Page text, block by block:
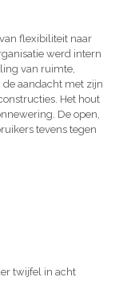
flexibiliteit naar
werd intern
van ruimte,
aandacht met zijn
Het hout
De open,
tevens tegen
twijfel in acht